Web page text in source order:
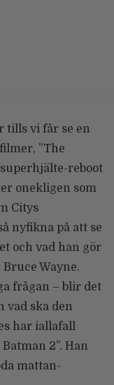
tills vi får se en
”The
reboot
onekligen som
Citys
nyfikna på att se
och vad han gör
Wayne.
frågan – blir det
vad ska den
har iallafall
2”. Han
mattan-